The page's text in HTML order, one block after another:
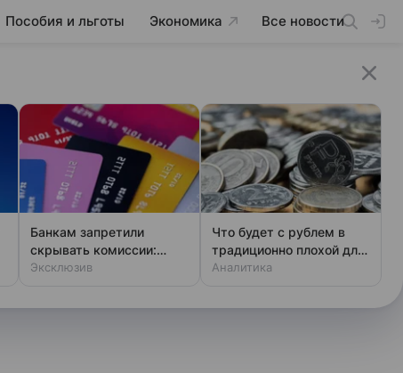
Пособия и льготы Экономика Все новости
Банкам запретили
скрывать комиссии:
закон вступает в силу
Эксклюзив
Что будет с рублем в
традиционно плохой для
него период
Аналитика